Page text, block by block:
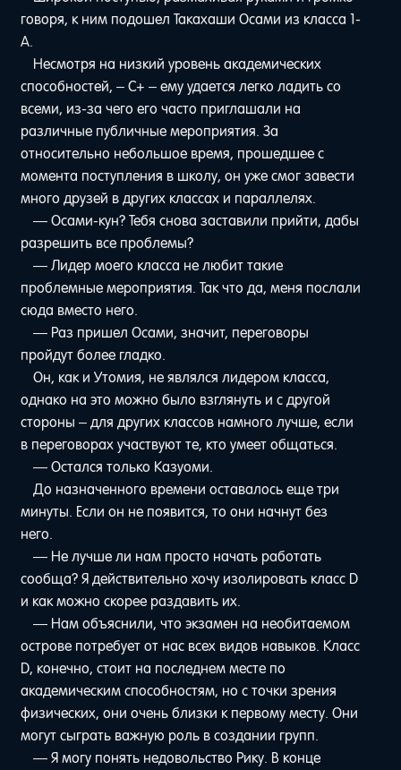
говоря, к ним подошел Такахаши Осами из класса 1-
A.
Несмотря на низкий уровень академических
способностей, – C+ – ему удается легко ладить со
всеми, из-за чего его часто приглашали на
различные публичные мероприятия. За
относительно небольшое время, прошедшее с
момента поступления в школу, он уже смог завести
много друзей в других классах и параллелях.
— Осами-кун? Тебя снова заставили прийти, дабы
разрешить все проблемы?
— Лидер моего класса не любит такие
проблемные мероприятия. Так что да, меня послали
сюда вместо него.
— Раз пришел Осами, значит, переговоры
пройдут более гладко.
Он, как и Утомия, не являлся лидером класса,
однако на это можно было взглянуть и с другой
стороны – для других классов намного лучше, если
в переговорах участвуют те, кто умеет общаться.
— Остался только Казуоми.
До назначенного времени оставалось еще три
минуты. Если он не появится, то они начнут без
него.
— Не лучше ли нам просто начать работать
сообща? Я действительно хочу изолировать класс D
и как можно скорее раздавить их.
— Нам объяснили, что экзамен на необитаемом
острове потребует от нас всех видов навыков. Класс
D, конечно, стоит на последнем месте по
академическим способностям, но с точки зрения
физических, они очень близки к первому месту. Они
могут сыграть важную роль в создании групп.
— Я могу понять недовольство Рику. В конце